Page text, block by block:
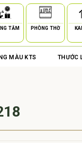
TẮM PHÒNG THỜ
MÀU KTS THƯỚC